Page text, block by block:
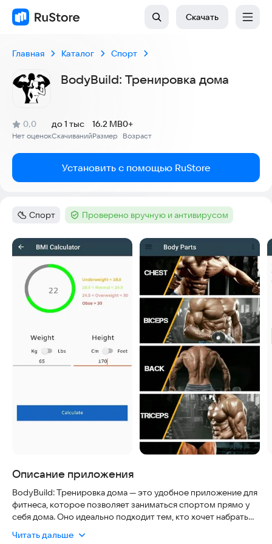
Скачать
Главная Каталог Спорт
BodyBuild: Тренировка дома
Рейтинг:
0,0
(
Нет оценок
)
Скачиваний
до 1 тыс
Размер
16.2 MB
Возраст
0+
Установить с помощью RuStore
Категория
Спорт Тег :Проверено вручную и антивирусом
Скриншоты
Описание приложения
BodyBuild: Тренировка дома — это удобное приложение для
фитнеса, которое позволяет заниматься спортом прямо у
себя дома. Оно идеально подходит тем, кто хочет набрать
в зал. Приложение помогает создать индивидуальную
Читать дальше